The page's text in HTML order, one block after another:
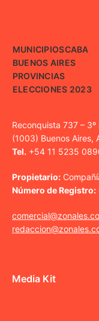
MUNICIPIOSCABA
BUENOS AIRES
PROVINCIAS
ELECCIONES 2023
Reconquista 737 – 3º
(1003) Buenos Aires,
Tel. +54 11 5235
Propietario:
Número de Registro:
Media Kit